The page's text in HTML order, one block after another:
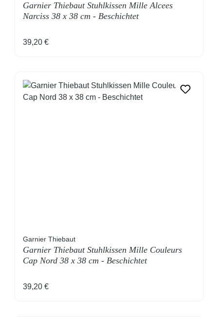
Garnier Thiebaut Stuhlkissen Mille Alcees
Narciss 38 x 38 cm - Beschichtet
Regulärer Preis:
39,20 €
Garnier Thiebaut
Garnier Thiebaut Stuhlkissen Mille Couleurs
Cap Nord 38 x 38 cm - Beschichtet
Regulärer Preis:
39,20 €